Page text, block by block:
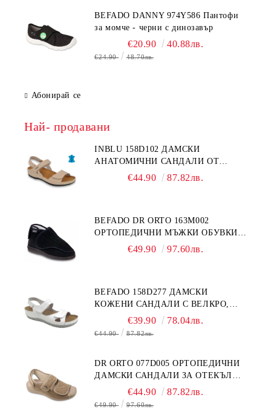
BEFADO DANNY 974Y586 Пантофи
за момче - черни с динозавър
€20.90 40.88лв.
€24.90 48.70лв.
Абонирай се
Най- продавани
INBLU 158D102 ДАМСКИ
АНАТОМИЧНИ САНДАЛИ ОТ
ЕСТЕСТВЕНА КОЖА, БЕЖОВИ
€44.90 87.82лв.
BEFADO DR ORTO 163M002
ОРТОПЕДИЧНИ МЪЖКИ ОБУВКИ
ЗА ГИПСИРАН ИЛИ СВРЪХ
€49.90 97.60лв.
BEFADO 158D277 ДАМСКИ
КОЖЕНИ САНДАЛИ С ВЕЛКРО,
€39.90 78.04лв.
€44.90 87.82лв.
DR ORTO 077D005 ОРТОПЕДИЧНИ
ДАМСКИ САНДАЛИ ЗА ОТЕКЪЛ
КРАК, БЕЖОВИ
€44.90 87.82лв.
€49.90 97.60лв.